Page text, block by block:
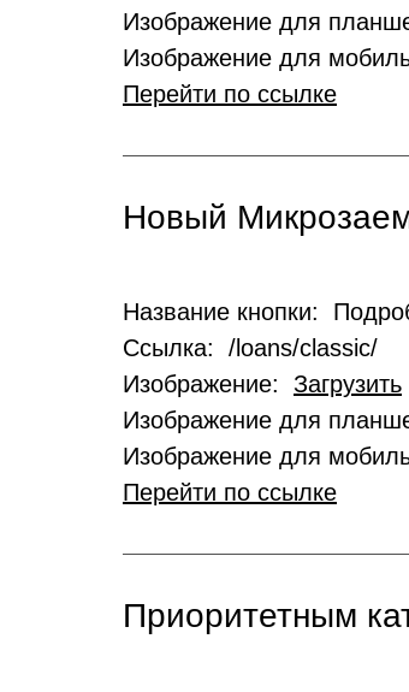
Изображение для
Изображение для
Перейти по ссылке
Новый
Название кнопки:
Ссылка: /loans/classic/
Изображение: Загрузить
Изображение для
Изображение для
Перейти по ссылке
Приоритетным